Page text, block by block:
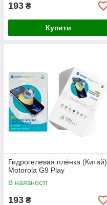
193 ₴
Купити
Гидрогелевая плёнка (Китай)
Motorola G9 Play
В наявності
193 ₴